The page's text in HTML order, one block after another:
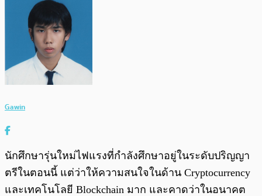
Gawin
นักศึกษารุ่นใหม่ไฟแรงที่กำลังศึกษาอยู่ในระดับปริญญา
ตรีในตอนนี้ แต่ว่าให้ความสนใจในด้าน Cryptocurrency
และเทคโนโลยี Blockchain มาก และคาดว่าในอนาคต